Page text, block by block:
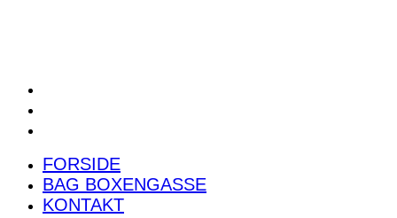
FORSIDE
BAG BOXENGASSE
KONTAKT